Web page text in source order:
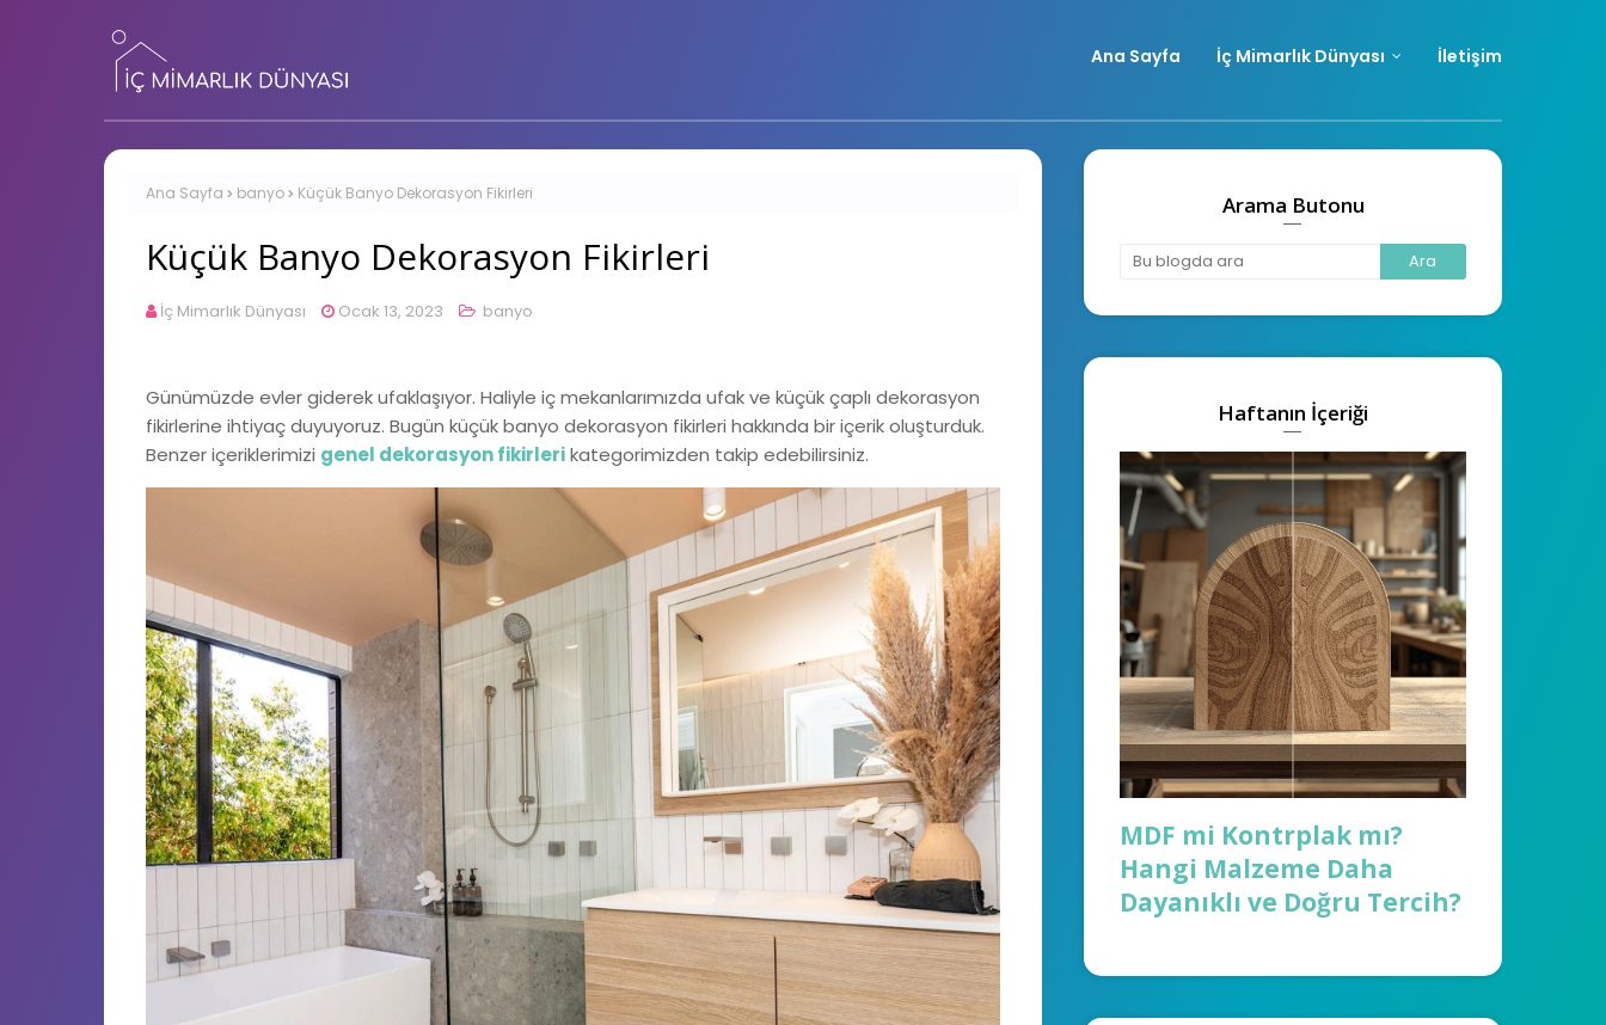
Ana Sayfa İç Mimarlık Dünyası İletişim
Ana Sayfa banyo Küçük Banyo Dekorasyon Fikirleri
Küçük Banyo Dekorasyon Fikirleri
İç Mimarlık Dünyası Ocak 13, 2023 banyo
Günümüzde evler giderek ufaklaşıyor. Haliyle iç mekanlarımızda ufak ve küçük çaplı dekorasyon
fikirlerine ihtiyaç duyuyoruz. Bugün küçük banyo dekorasyon fikirleri hakkında bir içerik oluşturduk.
Benzer içeriklerimizi genel dekorasyon fikirlerikategorimizden takip edebilirsiniz.
Arama Butonu
Haftanın İçeriği
MDF mi Kontrplak mı?
Hangi Malzeme Daha
Dayanıklı ve Doğru Tercih?